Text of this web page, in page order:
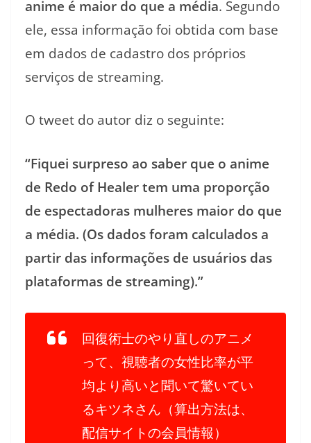
anime é maior do que a média. Segundo
ele, essa informação foi obtida com base
em dados de cadastro dos próprios
serviços de streaming.
O tweet do autor diz o seguinte:
“Fiquei surpreso ao saber que o anime
de Redo of Healer tem uma proporção
de espectadoras mulheres maior do que
a média. (Os dados foram calculados a
partir das informações de usuários das
plataformas de streaming).”
回復術士のやり直しのアニメ
って、視聴者の女性比率が平
均より高いと聞いて驚いてい
るキツネさん（算出方法は、
配信サイトの会員情報）